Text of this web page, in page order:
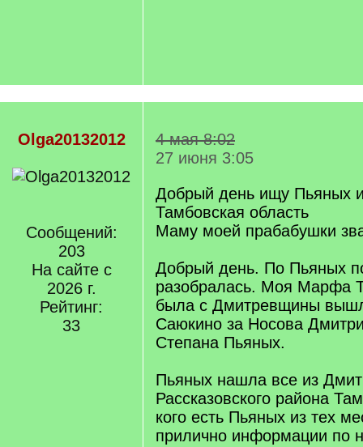
Olga20132012
Сообщений:
203
На сайте с
2026 г.
Рейтинг:
33
4 мая 8:02
27 июня 3:05
Добрый день ищу Пьяных
Тамбовская область
Маму моей прабабушки
Добрый день. По Пьяных
разобралась. Моя Марфа
была с Дмитревщины
Саюкино за Носова
Степана Пьяных.
Пьяных нашла все из
Рассказовского района
кого есть Пьяных из тех
прилично информации по